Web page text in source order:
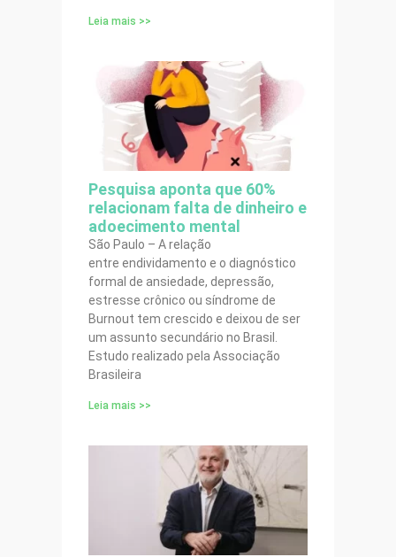
Leia mais >>
Pesquisa aponta que 60%
relacionam falta de dinheiro e
adoecimento mental
São Paulo – A relação
entre endividamento e o diagnóstico
formal de ansiedade, depressão,
estresse crônico ou síndrome de
Burnout tem crescido e deixou de ser
um assunto secundário no Brasil.
Estudo realizado pela Associação
Brasileira
Leia mais >>